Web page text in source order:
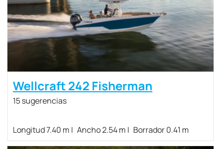
Wellcraft 242 Fisherman
15 sugerencias
Longitud 7.40 m Ancho 2.54 m Borrador 0.41 m